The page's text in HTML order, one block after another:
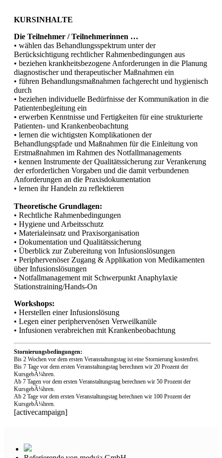
KURSINHALTE
Die Teilnehmer / Teilnehmerinnen …
• wählen das Behandlungsspektrum unter der
Berücksichtigung rechtlicher Rahmenbedingungen aus
• beziehen krankheitsbezogene Anforderungen in die Planung
diagnostischer und therapeutischer Maßnahmen ein
• führen Behandlungsmaßnahmen fachgerecht und hygienisch
durch
• beziehen individuelle Bedürfnisse der Kommunikation in die
Patientenbegleitung ein
• erwerben Kenntnisse und Fertigkeiten für eine strukturierte
Patienten- und Krankenbeobachtung
• lernen die wichtigsten Komplikationen der
Behandlungspfade und Maßnahmen für die Einleitung von
Erstmaßnahmen im Rahmen des Notfallmanagements
• kennen Instrumente der Qualitätssicherung zur Verankerung
der erforderlichen Vorgaben und die damit verbundenen
Anforderungen an die Praxisdokumentation
• lernen ihr Handeln zu reflektieren
Theoretische Grundlagen:
• Rechtliche Rahmenbedingungen
• Hygiene und Arbeitsschutz
• Materialeinsatz und Praxisorganisation
• Dokumentation und Qualitätssicherung
• Überblick zur Zubereitung von Infusionslösungen
• Periphervenöser Zugang & Applikation von Medikamenten
über Infusionslösungen
• Notfallmanagement mit Schwerpunkt Anaphylaxie
Stationstraining/Hands-On
Workshops:
• Herstellen einer Infusionslösung
• Legen einer periphervenösen Verweilkanüle
• Infusionen verabreichen mit Krankenbeobachtung
Stornierungsbedingungen:
Bis 2 Wochen vor dem ersten Veranstaltungstag ist eine Stornierung kostenfrei.
Bis 7 Tage vor dem ersten Veranstaltungstag berechnen wir 20 Prozent der
KursgebÃ¼hren.
Ab 7 Tagen vor dem ersten Veranstaltungstag berechnen wir 50 Prozent der
KursgebÃ¼hren.
Ab 2 Tage vor dem ersten Veranstaltungstag berechnen wir 100 Prozent der
KursgebÃ¼hren.
[activecampaign]